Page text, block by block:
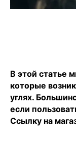
В этой статье
которые
углях.
если
Ссылку на